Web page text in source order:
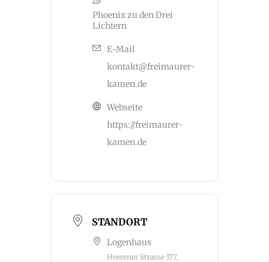
Phoenix zu den Drei
Lichtern
E-Mail
kontakt@freimaurer-
kamen.de
Webseite
https://freimaurer-
kamen.de
STANDORT
Logenhaus
Heerener Strasse 177,